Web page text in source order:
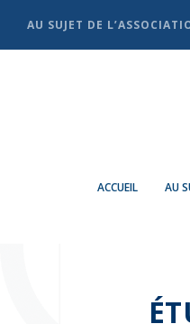
AU SUJET DE
ACCUEIL AU